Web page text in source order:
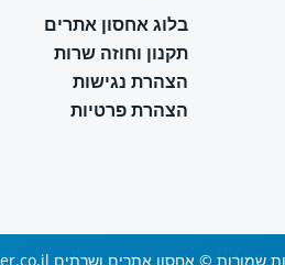
בלוג אחסון אתרים
תקנון וחוזה שרות
הצהרת נגישות
הצהרת פרטיות